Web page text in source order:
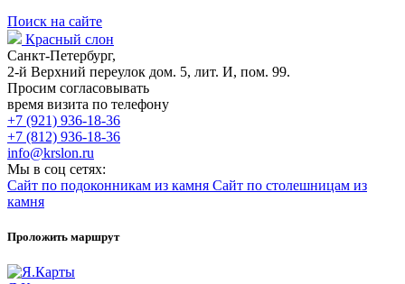
Поиск на сайте
Красный слон
Санкт-Петербург,
2-й Верхний переулок дом. 5, лит. И, пом. 99.
Просим согласовывать
время визита по телефону
+7 (921) 936-18-36
+7 (812) 936-18-36
info@krslon.ru
Мы в соц сетях:
Сайт по подоконникам из камня Сайт по столешницам из
камня
Проложить маршрут